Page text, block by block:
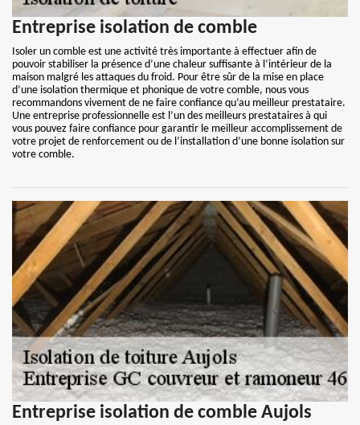
Entreprise isolation de comble
Isoler un comble est une activité très importante à effectuer afin de
pouvoir stabiliser la présence d’une chaleur suffisante à l’intérieur de la
maison malgré les attaques du froid. Pour être sûr de la mise en place
d’une isolation thermique et phonique de votre comble, nous vous
recommandons vivement de ne faire confiance qu’au meilleur prestataire.
Une entreprise professionnelle est l’un des meilleurs prestataires à qui
vous pouvez faire confiance pour garantir le meilleur accomplissement de
votre projet de renforcement ou de l’installation d’une bonne isolation sur
votre comble.
Entreprise isolation de comble Aujols